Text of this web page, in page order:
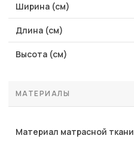
Ширина (см)
Длина (см)
Высота (см)
МАТЕРИАЛЫ
Материал матрасной ткани